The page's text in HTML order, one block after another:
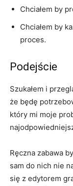
Chciałem by
Chciałem by
proces.
Podejście
Szukałem i
że będę
który mi moje
Ręczna zabawa
sam do nich nie
się z edytorem